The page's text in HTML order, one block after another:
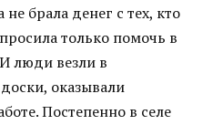
брала денег с тех, кто
только помочь в
люди везли в
оказывали
Постепенно в селе